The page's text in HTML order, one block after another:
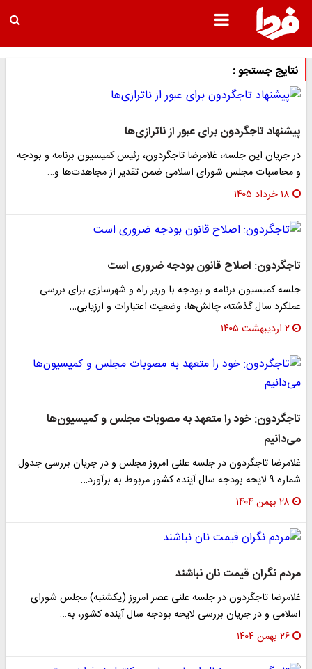
نتایج جستجو :
پیشنهاد تاجگردون برای عبور از ناترازی‌ها
در جریان این جلسه، غلامرضا تاجگردون، رئیس کمیسیون برنامه و بودجه
و محاسبات مجلس شورای اسلامی ضمن تقدیر از مجاهدت‌ها و…
۱۸ خرداد ۱۴۰۵
تاجگردون: اصلاح قانون بودجه ضروری است
جلسه کمیسیون برنامه و بودجه با وزیر راه و شهرسازی برای بررسی
عملکرد سال گذشته، چالش‌ها، وضعیت اعتبارات و ارزیابی…
۲ اردیبهشت ۱۴۰۵
تاجگردون: خود را متعهد به مصوبات مجلس و کمیسیون‌ها
می‌دانیم
غلامرضا تاجگردون در جلسه علنی امروز مجلس و در جریان بررسی جدول
شماره ۹ لایحه بودجه سال آینده کشور مربوط به برآورد…
۲۸ بهمن ۱۴۰۴
مردم نگران قیمت نان نباشند
غلامرضا تاجگردون در جلسه علنی عصر امروز (یکشنبه) مجلس شورای
اسلامی و در جریان بررسی لایحه بودجه سال آینده کشور، به…
۲۶ بهمن ۱۴۰۴